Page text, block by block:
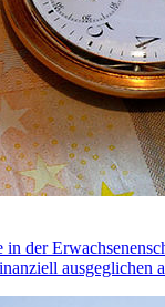
der
ausgeglichen